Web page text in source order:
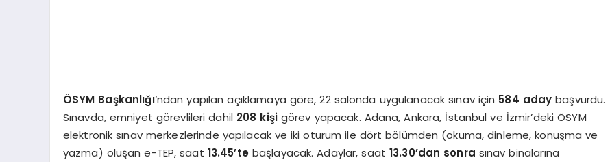
ÖSYM Başkanlığı‘ndan yapılan açıklamaya göre, 22 salonda uygulanacak sınav için 584 aday başvurdu.
Sınavda, emniyet görevlileri dahil 208 kişigörev yapacak. Adana, Ankara, İstanbul ve İzmir’deki ÖSYM
elektronik sınav merkezlerinde yapılacak ve iki oturum ile dört bölümden (okuma, dinleme, konuşma ve
yazma) oluşan e-TEP, saat 13.45’tebaşlayacak. Adaylar, saat 13.30’dan sonra sınav binalarına